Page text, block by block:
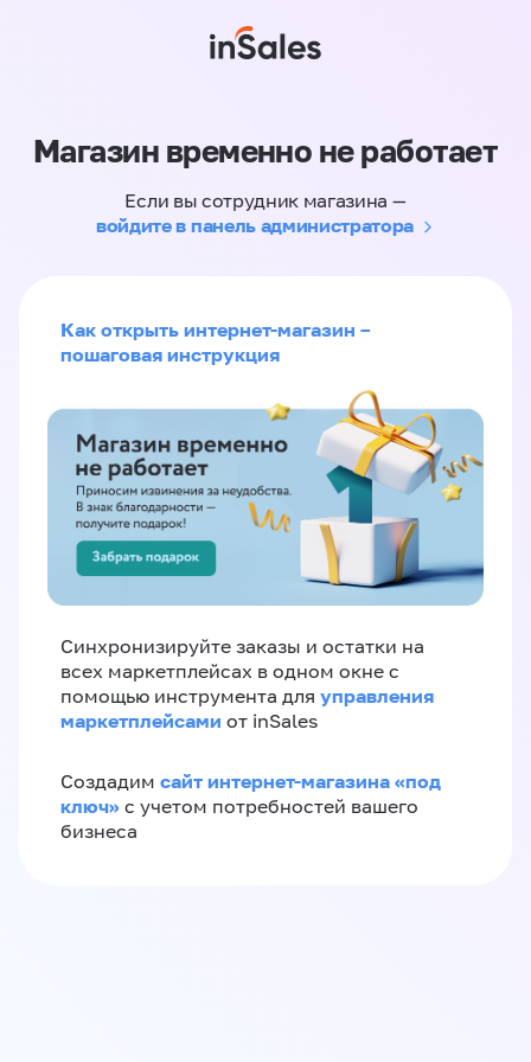
Магазин временно не работает
Если вы сотрудник магазина —
войдите в панель администратора
Как открыть интернет-магазин –
пошаговая инструкция
Синхронизируйте заказы и остатки на
всех маркетплейсах в одном окне с
помощью инструмента для управления
маркетплейсами от inSales
Создадим сайт интернет-магазина «под
ключ» с учетом потребностей вашего
бизнеса